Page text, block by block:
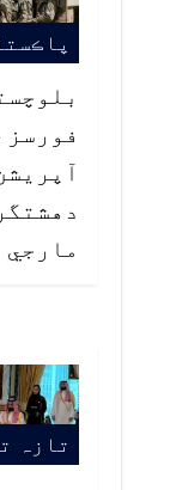
فورسز
مارجي
تازہ